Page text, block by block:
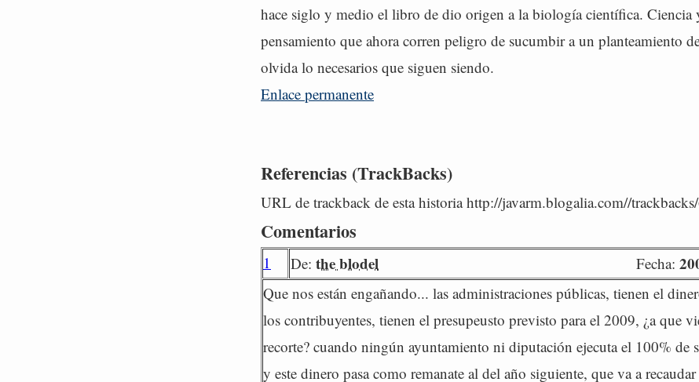
hace siglo y medio el libro de dio origen a la biología científica. Ciencia
pensamiento que ahora corren peligro de sucumbir a un planteamiento
olvida lo necesarios que siguen siendo.
Enlace permanente
Referencias (TrackBacks)
URL de trackback de esta historia http://javarm.blogalia.com//
Comentarios
1 De: the blodel Fecha:
Que nos están engañando... las administraciones públicas, tienen el
los contribuyentes, tienen el presupeusto previsto para el 2009, ¿a que
recorte? cuando ningún ayuntamiento ni diputación ejecuta el 100% de
y este dinero pasa como remanate al del año siguiente, que va a